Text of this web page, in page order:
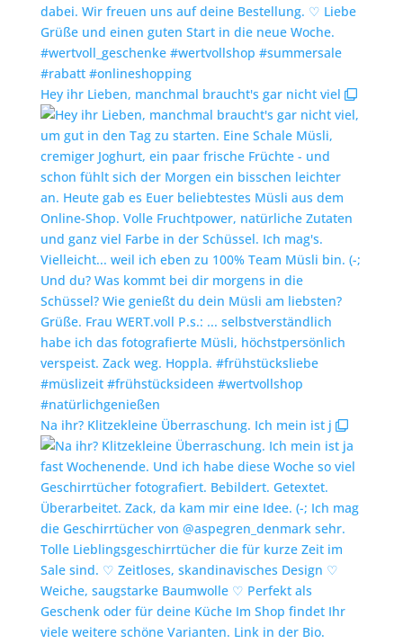
Hey ihr Lieben, manchmal braucht's gar nicht viel
Na ihr? Klitzekleine Überraschung. Ich mein ist j